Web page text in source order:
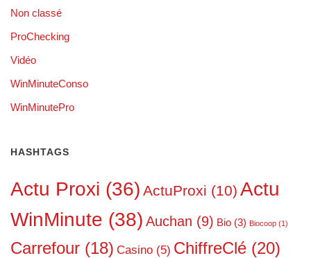
Non classé
ProChecking
Vidéo
WinMinuteConso
WinMinutePro
HASHTAGS
Actu Proxi (36) ActuProxi (10) Actu
WinMinute (38) Auchan (9) Bio (3) Biocoop (1)
Carrefour (18) Casino (5) ChiffreClé (20)